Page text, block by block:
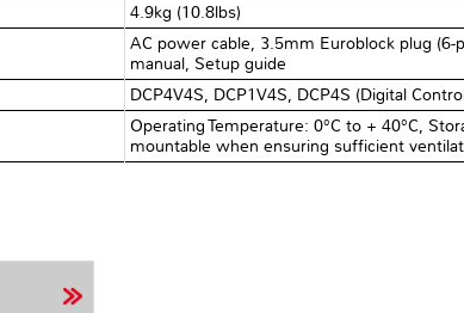
4.9kg (10.8lbs)
AC power cable, 3.5mm Euroblock plug
manual, Setup guide
DCP4V4S, DCP1V4S, DCP4S (Digital
Operating Temperature: 0°C to + 40°C,
mountable when ensuring sufficient